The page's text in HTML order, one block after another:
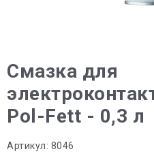
Смазка для
Pol-Fett - 0,3 л
Артикул: 8046